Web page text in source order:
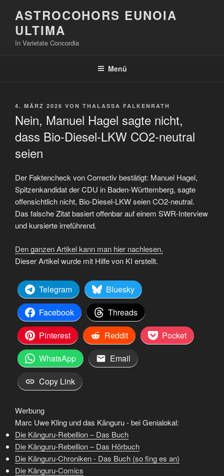
Inhalt
springen
ASTROCOHORS EUNOIA
ULTIMA
In Varietate Concordia
Menü
VERÖFFENTLICHT
4. MÄRZ 2026 VON THALASSA FALKENRATH
Nein, Manuel Hagel sagte nicht,
dass Bio-Diesel-LKW CO2-neutral
seien
Der Faktencheck von Correctiv bestätigt: Manuel Hagel,
Spitzenkandidat der CDU in Baden-Württemberg, sagte
offensichtlich nicht, Bio-Diesel-LKW seien CO2-neutral.
Das falsche Zitat basiert offenbar auf einem SWR-Interview
und kursierte irreführend.
Den ganzen Artikel kann man hier nachlesen.
Dieser Artikel wurde mit Hilfe von KI erstellt.
Telegram
Bluesky
Facebook
Threads
Pinterest
Reddit
Pocket
WhatsApp
Email
Copy Link
Werbung
Marc Uwe Kling und das Känguru - bei Genialokal:
Die Känguru-Rebellion – Das Buch
Die Känguru-Rebellion – Das Hörbuch
Die Känguru-Chroniken - Das Buch (so fing es an)
Die Känguru-Comics